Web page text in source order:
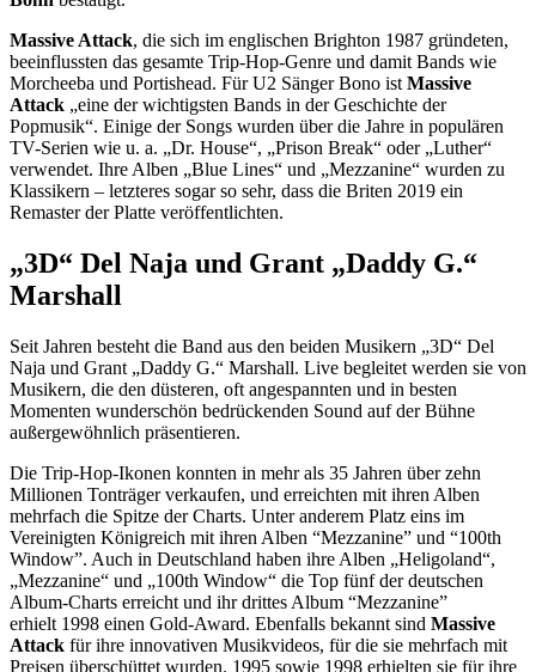
Massive Attack, die sich im englischen Brighton 1987 gründeten,
beeinflussten das gesamte Trip-Hop-Genre und damit Bands wie
Morcheeba und Portishead. Für U2 Sänger Bono ist Massive
Attack „eine der wichtigsten Bands in der Geschichte der
Popmusik“. Einige der Songs wurden über die Jahre in populären
TV-Serien wie u. a. „Dr. House“, „Prison Break“ oder „Luther“
verwendet. Ihre Alben „Blue Lines“ und „Mezzanine“ wurden zu
Klassikern – letzteres sogar so sehr, dass die Briten 2019 ein
Remaster der Platte veröffentlichten.
„3D“ Del Naja und Grant „Daddy G.“
Marshall
Seit Jahren besteht die Band aus den beiden Musikern „3D“ Del
Naja und Grant „Daddy G.“ Marshall. Live begleitet werden sie von
Musikern, die den düsteren, oft angespannten und in besten
Momenten wunderschön bedrückenden Sound auf der Bühne
außergewöhnlich präsentieren.
Die Trip-Hop-Ikonen konnten in mehr als 35 Jahren über zehn
Millionen Tonträger verkaufen, und erreichten mit ihren Alben
mehrfach die Spitze der Charts. Unter anderem Platz eins im
Vereinigten Königreich mit ihren Alben “Mezzanine” und “100th
Window”. Auch in Deutschland haben ihre Alben „Heligoland“,
„Mezzanine“ und „100th Window“ die Top fünf der deutschen
Album-Charts erreicht und ihr drittes Album “Mezzanine”
erhielt 1998 einen Gold-Award. Ebenfalls bekannt sind Massive
Attack für ihre innovativen Musikvideos, für die sie mehrfach mit
Preisen überschüttet wurden. 1995 sowie 1998 erhielten sie für ihre